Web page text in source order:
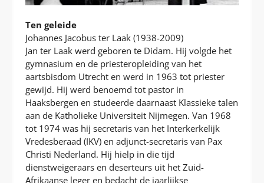
Ten geleide
Johannes Jacobus ter Laak (1938-2009)
Jan ter Laak werd geboren te Didam. Hij volgde het
gymnasium en de priesteropleiding van het
aartsbisdom Utrecht en werd in 1963 tot priester
gewijd. Hij werd benoemd tot pastor in
Haaksbergen en studeerde daarnaast Klassieke talen
aan de Katholieke Universiteit Nijmegen. Van 1968
tot 1974 was hij secretaris van het Interkerkelijk
Vredesberaad (IKV) en adjunct-secretaris van Pax
Christi Nederland. Hij hielp in die tijd
dienstweigeraars en deserteurs uit het Zuid-
Afrikaanse leger en bedacht de jaarlijkse